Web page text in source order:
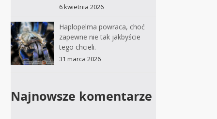
6 kwietnia 2026
Haplopelma powraca, choć
zapewne nie tak jakbyście
tego chcieli.
31 marca 2026
Najnowsze komentarze